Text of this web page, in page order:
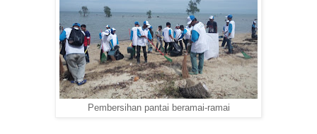
Pembersihan pantai beramai-ramai